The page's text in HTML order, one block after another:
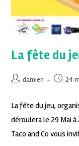
La fête du
damien 24
La fête du jeu,
déroulera le 29 Mai
Taco and Co vous